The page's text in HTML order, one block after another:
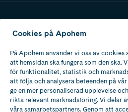
Ladda ner vår app
Apotek med tillstånd
av Läkemedelsverket
Cookies på Apohem
På Apohem använder vi oss av cookies
att hemsidan ska fungera som den ska.
för funktionalitet, statistik och
att följa och analysera beteenden på
ge en mer personaliserad upplevelse
rikta relevant marknadsföring. Vi delar
våra samarbetspartners. Genom att